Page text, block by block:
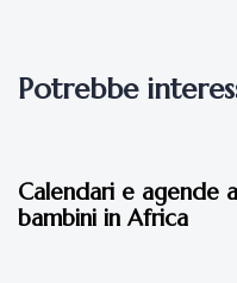
Potrebbe
Calendari e agende
bambini in Africa